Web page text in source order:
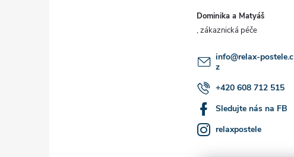
Dominika a Matyáš
info@relax-postele.c
z
+420 608 712 515
Sledujte nás na FB
relaxpostele